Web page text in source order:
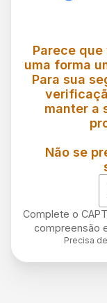
Parece
uma forma
Para sua
manter a
Não se
Complete o
compreensão
Precisa